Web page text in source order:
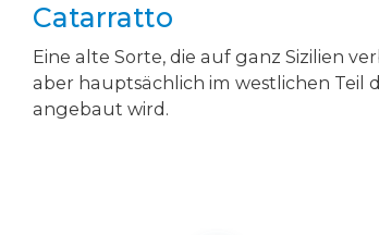
Catarratto
Eine alte Sorte, die auf ganz Sizilien
aber hauptsächlich im westlichen Teil
angebaut wird.